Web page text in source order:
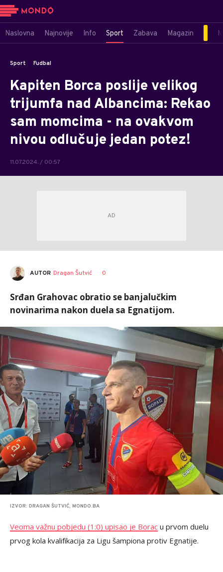
Naslovna Najnovije Info Sport Zabava Magazin
Sport Fudbal
Kapiten Borca poslije velikog
trijumfa nad Albancima: Rekao
sam momcima - na ovakvom
nivou odlučuje jedan potez!
11.07.2024. / 00:57
AUTOR Dragan Šutvić 0
Srđan Grahovac obratio se banjalučkim
novinarima nakon duela sa Egnatijom.
IZVOR: DRAGAN ŠUTVIĆ, MONDO.BA
Veoma važnu pobjedu (1:0) upisao je Borac u prvom duelu
prvog kola kvalifikacija za Ligu šampiona protiv Egnatije.